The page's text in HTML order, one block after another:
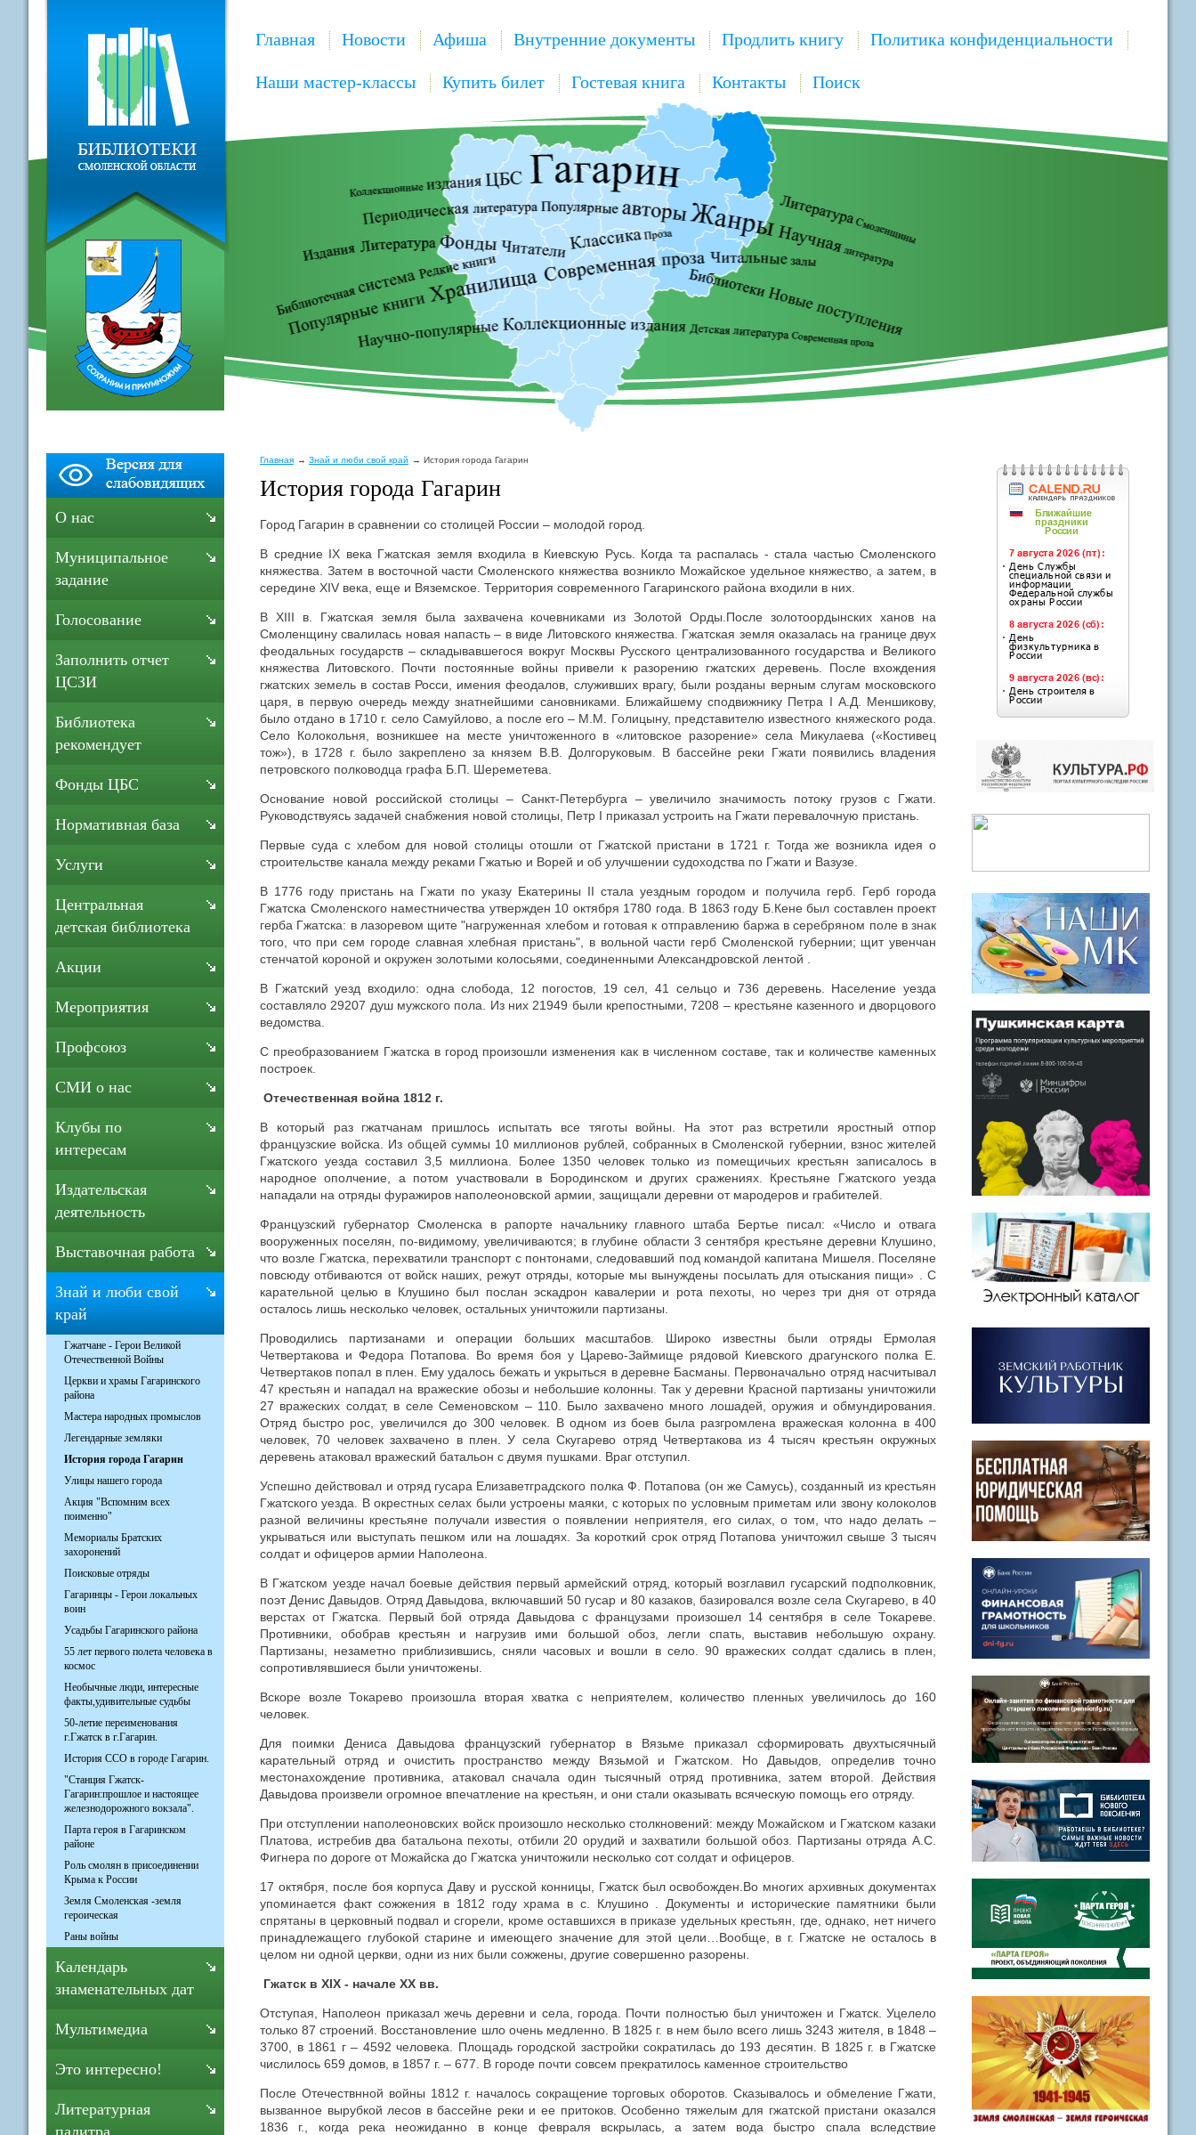
Главная Новости Афиша Внутренние документы Продлить книгу Политика конфиденциальности
Наши мастер-классы Купить билет Гостевая книга Контакты Поиск
Главная Знай и люби свой край История города Гагарин
История города Гагарин
Город Гагарин в сравнении со столицей России – молодой город.
В средние IX века Гжатская земля входила в Киевскую Русь. Когда та распалась - стала частью Смоленского
княжества. Затем в восточной части Смоленского княжества возникло Можайское удельное княжество, а затем, в
середине XIV века, еще и Вяземское. Территория современного Гагаринского района входили в них.
В XIII в. Гжатская земля была захвачена кочевниками из Золотой Орды.После золотоордынских ханов на
Смоленщину свалилась новая напасть – в виде Литовского княжества. Гжатская земля оказалась на границе двух
феодальных государств – складывавшегося вокруг Москвы Русского централизованного государства и Великого
княжества Литовского. Почти постоянные войны привели к разорению гжатских деревень. После вхождения
гжатских земель в состав Росси, имения феодалов, служивших врагу, были розданы верным слугам московского
царя, в первую очередь между знатнейшими сановниками. Ближайшему сподвижнику Петра I А.Д. Меншикову,
было отдано в 1710 г. село Самуйлово, а после его – М.М. Голицыну, представителю известного княжеского рода.
Село Колокольня, возникшее на месте уничтоженного в «литовское разорение» села Микулаева («Костивец
тож»), в 1728 г. было закреплено за князем В.В. Долгоруковым. В бассейне реки Гжати появились владения
петровского полководца графа Б.П. Шереметева.
Основание новой российской столицы – Санкт-Петербурга – увеличило значимость потоку грузов с Гжати.
Руководствуясь задачей снабжения новой столицы, Петр I приказал устроить на Гжати перевалочную пристань.
Первые суда с хлебом для новой столицы отошли от Гжатской пристани в 1721 г. Тогда же возникла идея о
строительстве канала между реками Гжатью и Ворей и об улучшении судоходства по Гжати и Вазузе.
В 1776 году пристань на Гжати по указу Екатерины II стала уездным городом и получила герб. Герб города
Гжатска Смоленского наместничества утвержден 10 октября 1780 года. В 1863 году Б.Кене был составлен проект
герба Гжатска: в лазоревом щите "нагруженная хлебом и готовая к отправлению баржа в серебряном поле в знак
того, что при сем городе славная хлебная пристань", в вольной части герб Смоленской губернии; щит увенчан
стенчатой короной и окружен золотыми колосьями, соединенными Александровской лентой .
В Гжатский уезд входило: одна слобода, 12 погостов, 19 сел, 41 сельцо и 736 деревень. Население уезда
составляло 29207 душ мужского пола. Из них 21949 были крепостными, 7208 – крестьяне казенного и дворцового
ведомства.
С преобразованием Гжатска в город произошли изменения как в численном составе, так и количестве каменных
построек.
Отечественная война 1812 г.
В который раз гжатчанам пришлось испытать все тяготы войны. На этот раз встретили яростный отпор
французские войска. Из общей суммы 10 миллионов рублей, собранных в Смоленской губернии, взнос жителей
Гжатского уезда составил 3,5 миллиона. Более 1350 человек только из помещичьих крестьян записалось в
народное ополчение, а потом участвовали в Бородинском и других сражениях. Крестьяне Гжатского уезда
нападали на отряды фуражиров наполеоновской армии, защищали деревни от мародеров и грабителей.
Французский губернатор Смоленска в рапорте начальнику главного штаба Бертье писал: «Число и отвага
вооруженных поселян, по-видимому, увеличиваются; в глубине области 3 сентября крестьяне деревни Клушино,
что возле Гжатска, перехватили транспорт с понтонами, следовавший под командой капитана Мишеля. Поселяне
повсюду отбиваются от войск наших, режут отряды, которые мы вынуждены посылать для отыскания пищи» . С
карательной целью в Клушино был послан эскадрон кавалерии и рота пехоты, но через три дня от отряда
осталось лишь несколько человек, остальных уничтожили партизаны.
Проводились партизанами и операции больших масштабов. Широко известны были отряды Ермолая
Четвертакова и Федора Потапова. Во время боя у Царево-Займище рядовой Киевского драгунского полка Е.
Четвертаков попал в плен. Ему удалось бежать и укрыться в деревне Басманы. Первоначально отряд насчитывал
47 крестьян и нападал на вражеские обозы и небольшие колонны. Так у деревни Красной партизаны уничтожили
27 вражеских солдат, в селе Семеновском – 110. Было захвачено много лошадей, оружия и обмундирования.
Отряд быстро рос, увеличился до 300 человек. В одном из боев была разгромлена вражеская колонна в 400
человек, 70 человек захвачено в плен. У села Скугарево отряд Четвертакова из 4 тысяч крестьян окружных
деревень атаковал вражеский батальон с двумя пушками. Враг отступил.
Успешно действовал и отряд гусара Елизаветградского полка Ф. Потапова (он же Самусь), созданный из крестьян
Гжатского уезда. В окрестных селах были устроены маяки, с которых по условным приметам или звону колоколов
разной величины крестьяне получали известия о появлении неприятеля, его силах, о том, что надо делать –
укрываться или выступать пешком или на лошадях. За короткий срок отряд Потапова уничтожил свыше 3 тысяч
солдат и офицеров армии Наполеона.
В Гжатском уезде начал боевые действия первый армейский отряд, который возглавил гусарский подполковник,
поэт Денис Давыдов. Отряд Давыдова, включавший 50 гусар и 80 казаков, базировался возле села Скугарево, в 40
верстах от Гжатска. Первый бой отряда Давыдова с французами произошел 14 сентября в селе Токареве.
Противники, обобрав крестьян и нагрузив ими большой обоз, легли спать, выставив небольшую охрану.
Партизаны, незаметно приблизившись, сняли часовых и вошли в село. 90 вражеских солдат сдались в плен,
сопротивлявшиеся были уничтожены.
Вскоре возле Токарево произошла вторая хватка с неприятелем, количество пленных увеличилось до 160
человек.
Для поимки Дениса Давыдова французский губернатор в Вязьме приказал сформировать двухтысячный
карательный отряд и очистить пространство между Вязьмой и Гжатском. Но Давыдов, определив точно
местонахождение противника, атаковал сначала один тысячный отряд противника, затем второй. Действия
Давыдова произвели огромное впечатление на крестьян, и они стали оказывать всяческую помощь его отряду.
При отступлении наполеоновских войск произошло несколько столкновений: между Можайском и Гжатском казаки
Платова, истребив два батальона пехоты, отбили 20 орудий и захватили большой обоз. Партизаны отряда А.С.
Фигнера по дороге от Можайска до Гжатска уничтожили несколько сот солдат и офицеров.
17 октября, после боя корпуса Даву и русской конницы, Гжатск был освобожден.Во многих архивных документах
упоминается факт сожжения в 1812 году храма в с. Клушино . Документы и исторические памятники были
спрятаны в церковный подвал и сгорели, кроме оставшихся в приказе удельных крестьян, где, однако, нет ничего
принадлежащего глубокой старине и имеющего значение для этой цели…Вообще, в г. Гжатске не осталось в
целом ни одной церкви, одни из них были сожжены, другие совершенно разорены.
Гжатск в XIX - начале XX вв.
Отступая, Наполеон приказал жечь деревни и села, города. Почти полностью был уничтожен и Гжатск. Уцелело
только 87 строений. Восстановление шло очень медленно. В 1825 г. в нем было всего лишь 3243 жителя, в 1848 –
3700, в 1861 г – 4592 человека. Площадь городской застройки сократилась до 193 десятин. В 1825 г. в Гжатске
числилось 659 домов, в 1857 г. – 677. В городе почти совсем прекратилось каменное строительство
После Отечествнной войны 1812 г. началось сокращение торговых оборотов. Сказывалось и обмеление Гжати,
вызванное вырубкой лесов в бассейне реки и ее притоков. Особенно тяжелым для гжатской пристани оказался
1836 г., когда река неожиданно в конце февраля вскрылась, а затем вода быстро спала вследствие
О нас
Муниципальное
задание
Голосование
Заполнить отчет
ЦСЗИ
Библиотека
рекомендует
Фонды ЦБС
Нормативная база
Услуги
Центральная
детская библиотека
Акции
Мероприятия
Профсоюз
СМИ о нас
Клубы по
интересам
Издательская
деятельность
Выставочная работа
Знай и люби свой
край
Гжатчане - Герои Великой
Отечественной Войны
Церкви и храмы Гагаринского
района
Мастера народных промыслов
Легендарные земляки
История города Гагарин
Улицы нашего города
Акция "Вспомним всех
поименно"
Мемориалы Братских
захоронений
Поисковые отряды
Гагаринцы - Герои локальных
воин
Усадьбы Гагаринского района
55 лет первого полета человека в
космос
Необычные люди, интересные
факты,удивительные судьбы
50-летие переименования
г.Гжатск в г.Гагарин.
История ССО в городе Гагарин.
"Станция Гжатск-
Гагарин:прошлое и настоящее
железнодорожного вокзала".
Парта героя в Гагаринском
районе
Роль смолян в присоединении
Крыма к России
Земля Смоленская -земля
героическая
Раны войны
Календарь
знаменательных дат
Мультимедиа
Это интересно!
Литературная
палитра